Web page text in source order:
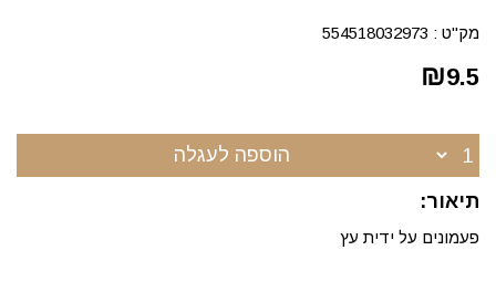
מק"ט : 554518032973
₪9.5
הוספה לעגלה
תיאור:
פעמונים על ידית עץ